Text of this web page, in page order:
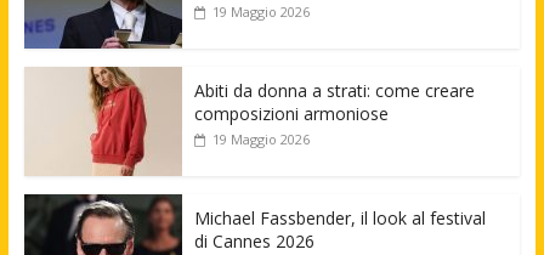
19 Maggio 2026
Abiti da donna a strati: come creare
composizioni armoniose
19 Maggio 2026
Michael Fassbender, il look al festival
di Cannes 2026